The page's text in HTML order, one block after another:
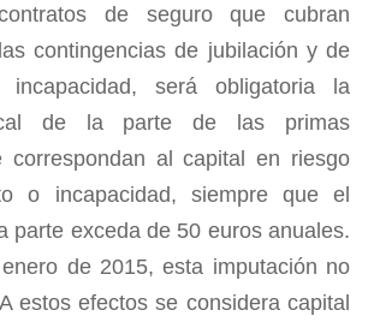
de seguro que cubran
contin­gencias de jubilación y de
incapacidad, será obligatoria la
de la parte de las primas
correspondan al capital en riesgo
o incapacidad, siempre que el
parte exceda de 50 euros anuales.
de 2015, esta imputación no
estos efectos se considera capital